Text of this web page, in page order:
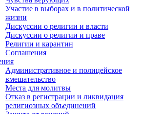
Участие в выборах и в политической
жизни
Дискуссии о религии и власти
Дискуссии о религии и праве
Религии и карантин
Соглашения
Административное и полицейское
вмешательство
Места для молитвы
Отказ в регистрации и ликвидация
религиозных объединений